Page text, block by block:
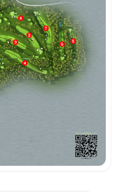
dans le presse-papiers